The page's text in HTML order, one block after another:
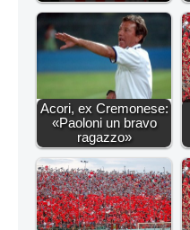
Acori, ex Cremonese:
«Paoloni un bravo
ragazzo»